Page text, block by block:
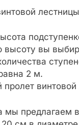
вы
2 м.
мы предлагаем